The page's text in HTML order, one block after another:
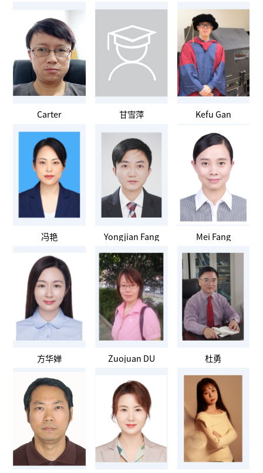
Carter 甘雪萍 Kefu Gan
冯艳 Yongjian Fang Mei Fang
方华婵 Zuojuan DU 杜勇